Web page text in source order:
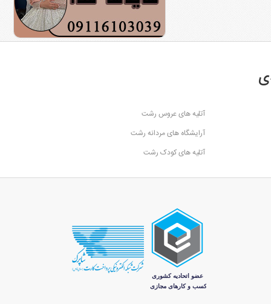
آتلیه های عروس رشت
آرایشگاه های مردانه رشت
آتلیه های کودک رشت